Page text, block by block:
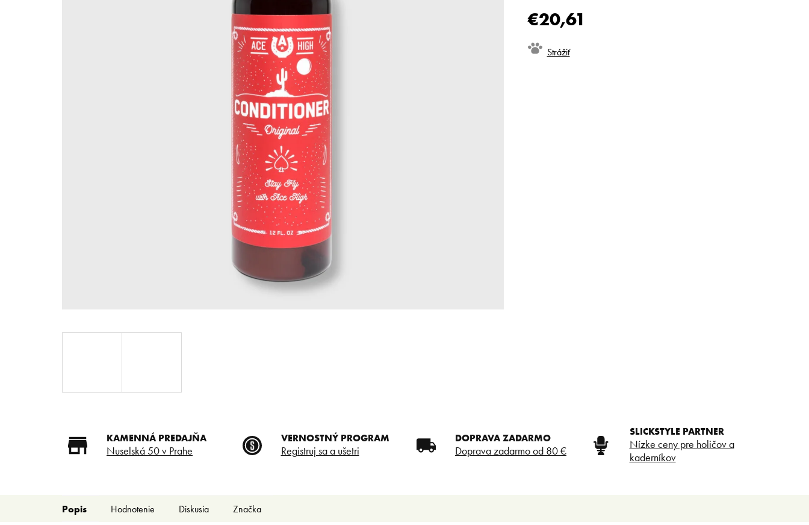
€20,61
Jednotková
cena:Strážiť
KAMENNÁ PREDAJŇA
Nuselská 50 v Prahe
VERNOSTNÝ PROGRAM
Registruj sa a ušetri
DOPRAVA ZADARMO
Doprava zadarmo od 80 €
SLICKSTYLE PARTNER
Nízke ceny pre holičov a
kaderníkov
Popis Hodnotenie Diskusia Značka